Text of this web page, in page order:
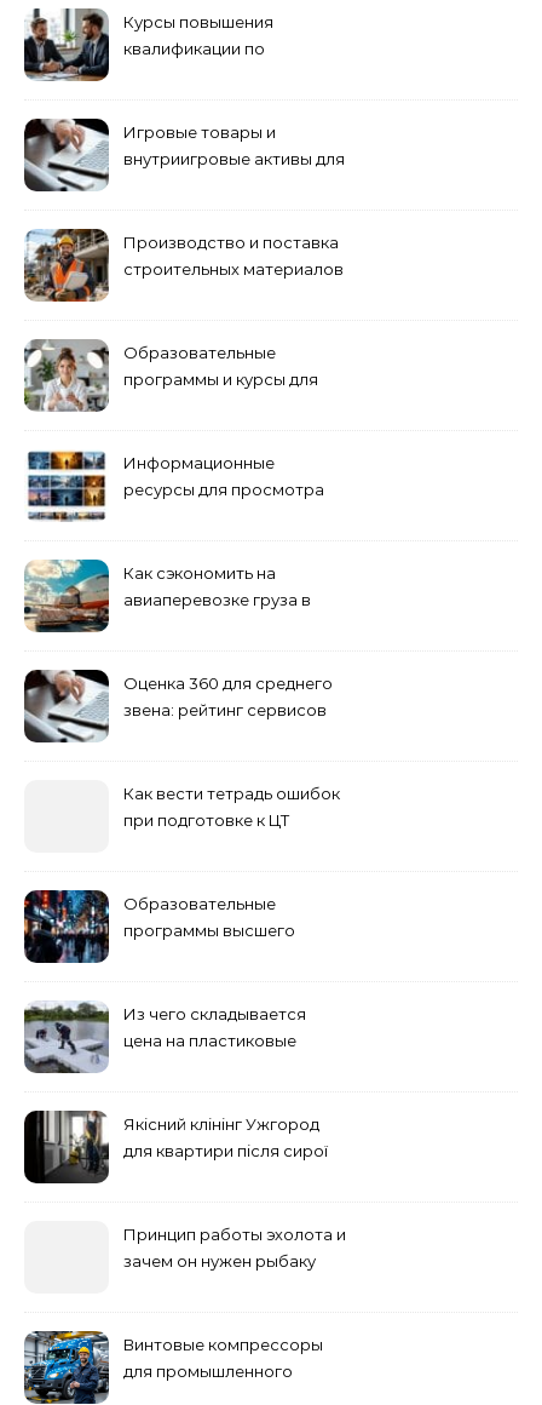
Курсы повышения
квалификации по
Игровые товары и
внутриигровые активы для
приобретения
Производство и поставка
строительных материалов
Образовательные
программы и курсы для
Информационные
ресурсы для просмотра
Как сэкономить на
авиаперевозке груза в
Оценка 360 для среднего
звена: рейтинг сервисов
Как вести тетрадь ошибок
при подготовке к ЦТ
Образовательные
программы высшего
Из чего складывается
цена на пластиковые
Якісний клінінг Ужгород
для квартири після сирої
Принцип работы эхолота и
зачем он нужен рыбаку
Винтовые компрессоры
для промышленного